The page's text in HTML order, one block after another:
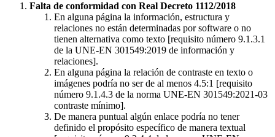
Falta de conformidad con Real Decreto 1112/2018
En alguna página la información, estructura y
relaciones no están determinadas por software o no
tienen alternativa como texto [requisito número 9.1.3.1
de la UNE-EN 301549:2019 de información y
relaciones].
En alguna página la relación de contraste en texto o
imágenes podría no ser de al menos 4.5:1 [requisito
número 9.1.4.3 de la norma UNE-EN 301549:2021-03
contraste mínimo].
De manera puntual algún enlace podría no tener
definido el propósito específico de manera textual